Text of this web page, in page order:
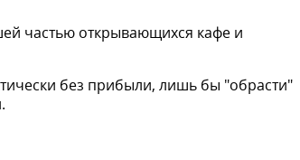
частью открывающихся кафе и
без прибыли, лишь бы "обрасти"